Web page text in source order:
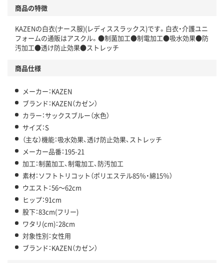
商品の特徴
KAZENの白衣(ナース服)(レディススラックス)です。白衣・介護ユニ
フォームの通販はアスクル。●制菌加工●制電加工●吸水効果●防
汚加工●透け防止効果●ストレッチ
商品仕様
メーカー：KAZEN
ブランド：KAZEN（カゼン）
カラー：サックスブルー（水色）
サイズ：S
（主な）機能：吸水効果、透け防止効果、ストレッチ
メーカー品番：195-21
加工：制菌加工、制電加工、防汚加工
素材：ソフトトリコット（ポリエステル85％・綿15％）
ウエスト：56～62cm
ヒップ：91cm
股下：83cm(フリー)
ワタリ(cm)：28cm
対象性別：女性用
ブランド：KAZEN（カゼン）